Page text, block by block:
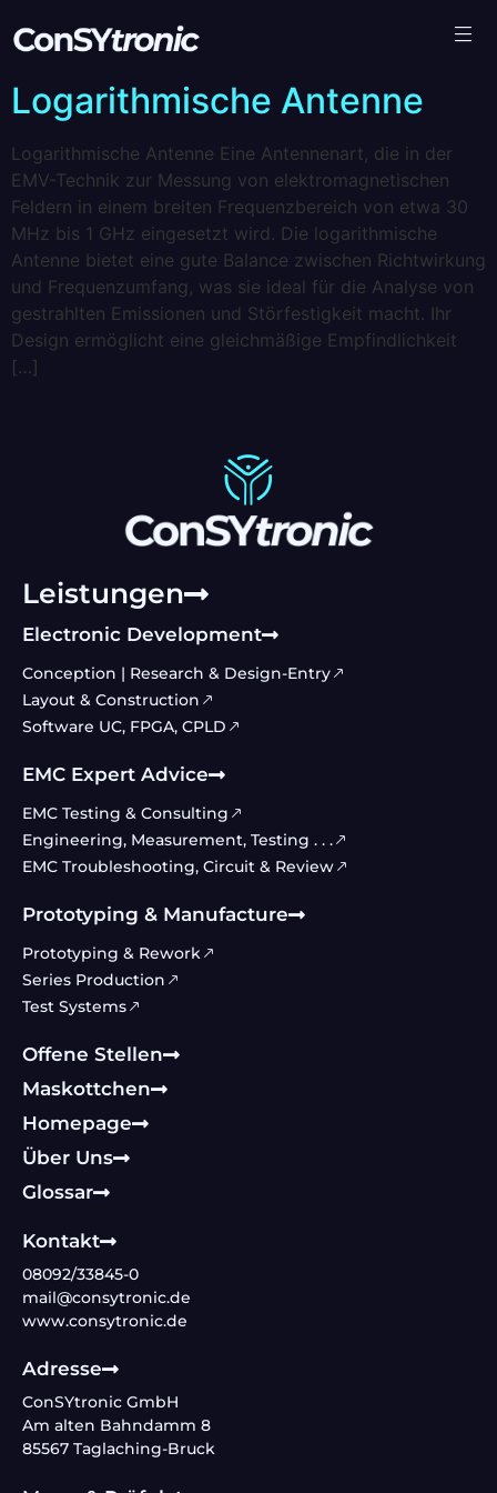
Logarithmische Antenne
Logarithmische Antenne Eine Antennenart, die in der
EMV-Technik zur Messung von elektromagnetischen
Feldern in einem breiten Frequenzbereich von etwa 30
MHz bis 1 GHz eingesetzt wird. Die logarithmische
Antenne bietet eine gute Balance zwischen Richtwirkung
und Frequenzumfang, was sie ideal für die Analyse von
gestrahlten Emissionen und Störfestigkeit macht. Ihr
Design ermöglicht eine gleichmäßige Empfindlichkeit
[…]
Leistungen
Electronic Development
Conception | Research & Design-Entry
Layout & Construction
Software UC, FPGA, CPLD
EMC Expert Advice
EMC Testing & Consulting
Engineering, Measurement, Testing . . .
EMC Troubleshooting, Circuit & Review
Prototyping & Manufacture
Prototyping & Rework
Series Production
Test Systems
Offene Stellen
Maskottchen
Homepage
Über Uns
Glossar
Kontakt
08092/33845-0
mail@consytronic.de
www.consytronic.de
Adresse
ConSYtronic GmbH
Am alten Bahndamm 8
85567 Taglaching-Bruck